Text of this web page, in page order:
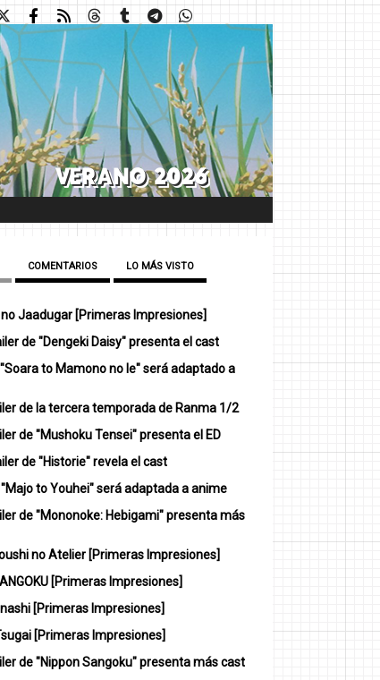
COMENTARIOS LO MÁS VISTO
Jaadugar [Primeras Impresiones]
de "Dengeki Daisy" presenta el cast
to Mamono no Ie" será adaptado a
de la tercera temporada de Ranma 1/2
de "Mushoku Tensei" presenta el ED
de "Historie" revela el cast
"Majo to Youhei" será adaptada a anime
de "Mononoke: Hebigami" presenta más
no Atelier [Primeras Impresiones]
[Primeras Impresiones]
[Primeras Impresiones]
[Primeras Impresiones]
de "Nippon Sangoku" presenta más cast